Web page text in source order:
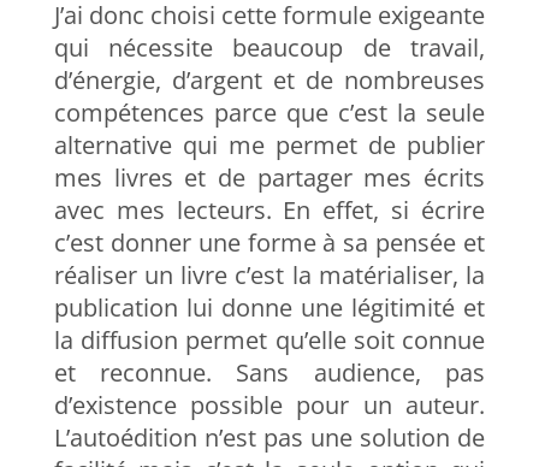
J’ai donc choisi cette formule exigeante
qui nécessite beaucoup de travail,
d’énergie, d’argent et de nombreuses
compétences parce que c’est la seule
alternative qui me permet de publier
mes livres et de partager mes écrits
avec mes lecteurs. En effet, si écrire
c’est donner une forme à sa pensée et
réaliser un livre c’est la matérialiser, la
publication lui donne une légitimité et
la diffusion permet qu’elle soit connue
et reconnue. Sans audience, pas
d’existence possible pour un auteur.
L’autoédition n’est pas une solution de